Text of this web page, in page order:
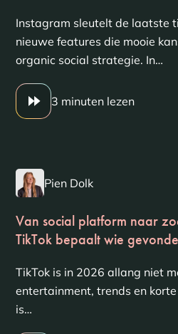
Instagram sleutelt de laatste
nieuwe features die mooie
organic social strategie. In…
3 minuten lezen
Pien Dolk
Van social platform naar
TikTok bepaalt wie
TikTok is in 2026 allang niet
entertainment, trends en
is…